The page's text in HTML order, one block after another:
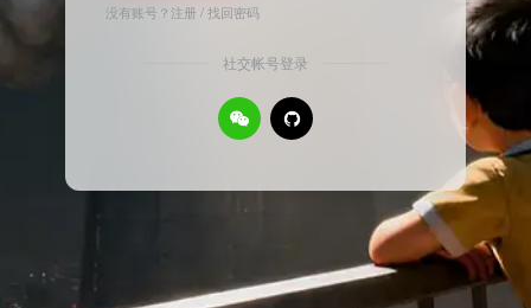
没有账号？ 注册 /找回密码
社交帐号登录